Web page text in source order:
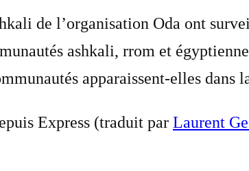
de l’organisation Oda ont
ashkali, rrom et
apparaissent-elles dans
Express (traduit par Laurent